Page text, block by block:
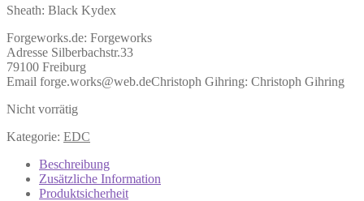
Sheath: Black Kydex
Forgeworks.de: Forgeworks
Adresse Silberbachstr.33
79100 Freiburg
Email forge.works@web.deChristoph Gihring: Christoph Gihring
Nicht vorrätig
Kategorie: EDC
Beschreibung
Zusätzliche Information
Produktsicherheit